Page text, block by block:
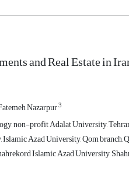
and Real Estate in
Nazarpur3
non-profit Adalat University,
Azad University, Qom branch,
Islamic Azad University,